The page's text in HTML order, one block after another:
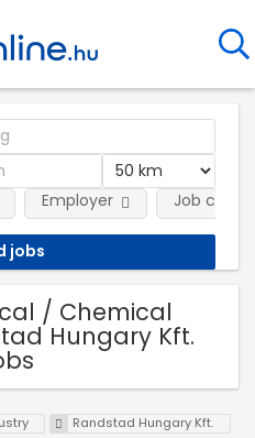
Employer Job
/ Chemical
Hungary Kft.
Randstad Hungary Kft.